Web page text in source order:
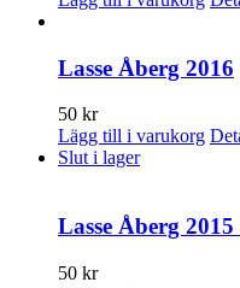
Lasse Åberg 2016
50 kr
Lägg till i varukorg
Slut i lager
Lasse Åberg
50 kr